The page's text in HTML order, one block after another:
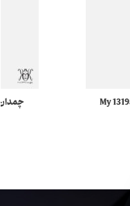
چمدان داخل کابین 131955 My